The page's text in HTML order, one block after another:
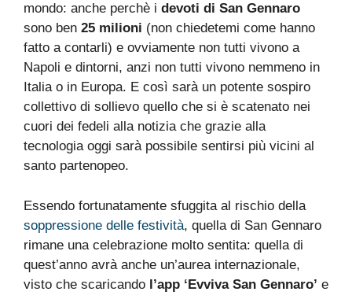
mondo: anche perchè i devoti di San Gennaro
sono ben 25 milioni (non chiedetemi come hanno
fatto a contarli) e ovviamente non tutti vivono a
Napoli e dintorni, anzi non tutti vivono nemmeno in
Italia o in Europa. E così sarà un potente sospiro
collettivo di sollievo quello che si è scatenato nei
cuori dei fedeli alla notizia che grazie alla
tecnologia oggi sarà possibile sentirsi più vicini al
santo partenopeo.
Essendo fortunatamente sfuggita al rischio della
soppressione delle festività, quella di San Gennaro
rimane una celebrazione molto sentita: quella di
quest’anno avrà anche un’aurea internazionale,
visto che scaricando l’app ‘Evviva San Gennaro’ e